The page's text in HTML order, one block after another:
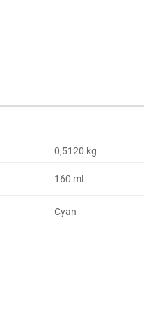
0,5120 kg
160 ml
Cyan